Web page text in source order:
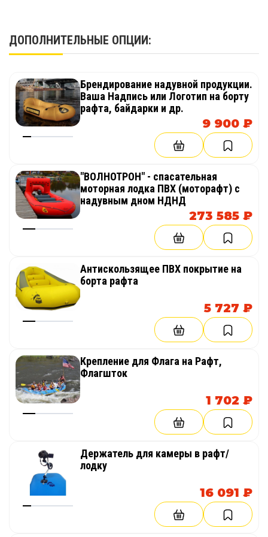
ДОПОЛНИТЕЛЬНЫЕ ОПЦИИ:
Брендирование надувной продукции.
Ваша Надпись или Логотип на борту
рафта, байдарки и др.
9 900 ₽
"ВОЛНОТРОН" - спасательная
моторная лодка ПВХ (моторафт) с
надувным дном НДНД
273 585 ₽
Антискользящее ПВХ покрытие на
борта рафта
5 727 ₽
Крепление для Флага на Рафт,
Флагшток
1 702 ₽
Держатель для камеры в рафт/
лодку
16 091 ₽